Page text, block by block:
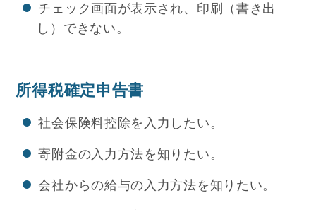
チェック画面が表示され、印刷（書き出
し）できない。
所得税確定申告書
社会保険料控除を入力したい。
寄附金の入力方法を知りたい。
会社からの給与の入力方法を知りたい。